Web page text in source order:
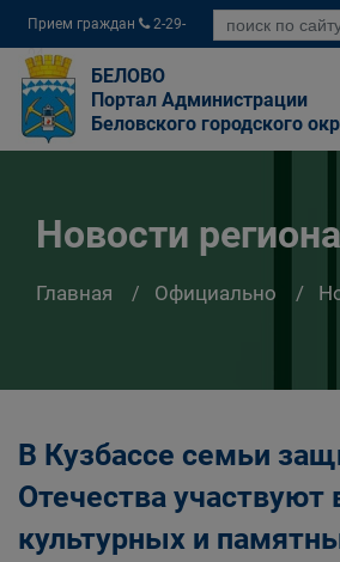
Прием граждан
2-29-
04
БЕЛОВО
Портал Администрации
Беловского городского
Новости региона
Главная Официально
В Кузбассе семьи
Отечества участвуют
культурных и